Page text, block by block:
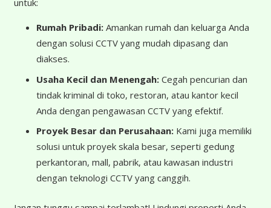
untuk:
Rumah Pribadi: Amankan rumah dan keluarga Anda
dengan solusi CCTV yang mudah dipasang dan
diakses.
Usaha Kecil dan Menengah: Cegah pencurian dan
tindak kriminal di toko, restoran, atau kantor kecil
Anda dengan pengawasan CCTV yang efektif.
Proyek Besar dan Perusahaan: Kami juga memiliki
solusi untuk proyek skala besar, seperti gedung
perkantoran, mall, pabrik, atau kawasan industri
dengan teknologi CCTV yang canggih.